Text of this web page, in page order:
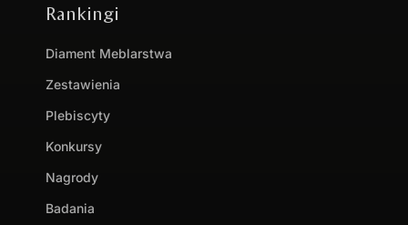
Rankingi
Diament Meblarstwa
Zestawienia
Plebiscyty
Konkursy
Nagrody
Badania